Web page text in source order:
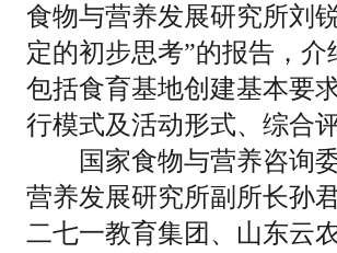
食物与营养发展研究所刘
定的初步思考”的报告，
包括食育基地创建基本要
行模式及活动形式、综合
国家食物与营养咨询委
营养发展研究所副所长孙
二七一教育集团、山东云